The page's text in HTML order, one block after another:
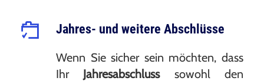
Jahres- und weitere Abschlüsse
Wenn Sie sicher sein möchten, dass
Ihr Jahresabschlusssowohl den